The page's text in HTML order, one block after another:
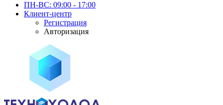
ПН-ВС: 09:00 - 17:00
Клиент-центр
Регистрация
Авторизация